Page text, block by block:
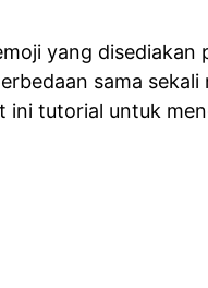
yang disediakan
sama
ini tutorial untuk